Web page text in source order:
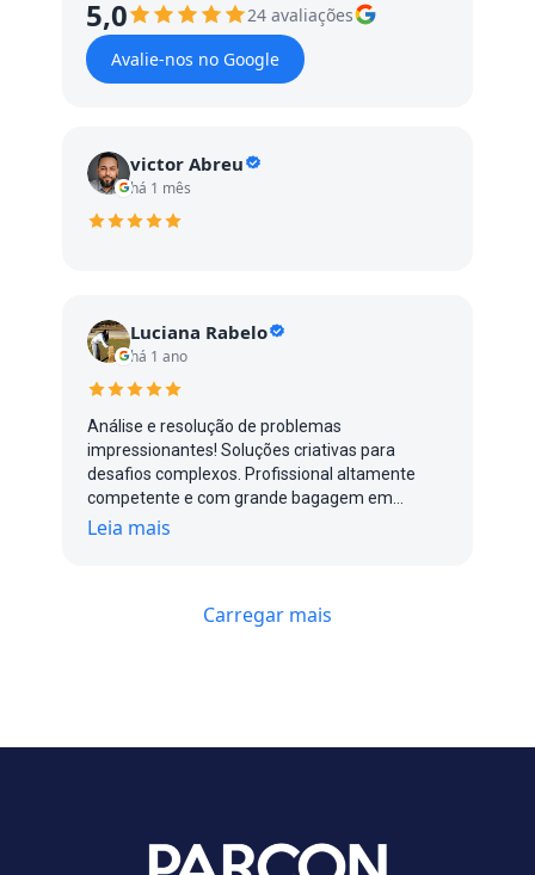
5,0
24 avaliações
Avalie-nos no Google
victor Abreu
há 1 mês
Luciana Rabelo
há 1 ano
Análise e resolução de problemas
impressionantes! Soluções criativas para
desafios complexos. Profissional altamente
competente e com grande bagagem em
grandes empresas. Foi um grande prazer poder
Leia mais
Carregar mais